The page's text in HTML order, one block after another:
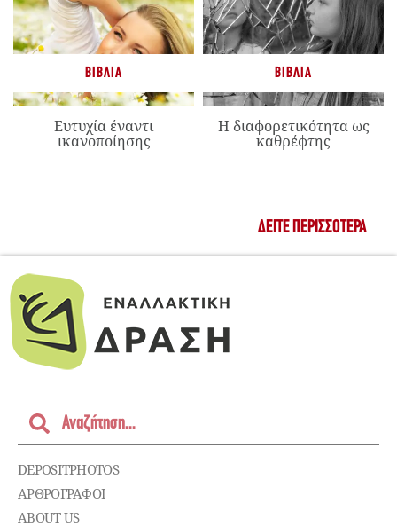
ΒΙΒΛΊΑ
Ευτυχία έναντι
ικανοποίησης
ΒΙΒΛΊΑ
Η διαφορετικότητα ως
καθρέφτης
ΔΕΊΤΕ ΠΕΡΙΣΣΌΤΕΡΑ
DEPOSITPHOTOS
ΑΡΘΡΟΓΡΑΦΟΙ
ABOUT US